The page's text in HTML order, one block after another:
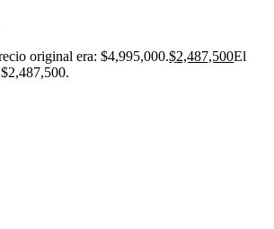
original era: $4,995,000.$2,487,500El